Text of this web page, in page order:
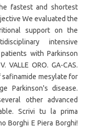
fastest and shortest
We evaluated the
support on the
intensive
with Parkinson
ORO. GA-CAS.
mesylate for
Parkinson's disease.
other advanced
Scrivi tu la prima
Borghi E Piera Borghi!